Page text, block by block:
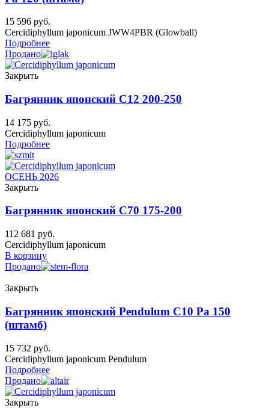
15 596 руб.
Cercidiphyllum japonicum JWW4PBR (Glowball)
Подробнее
Продано
Закрыть
Багрянник японский C12 200-250
14 175 руб.
Cercidiphyllum japonicum
Подробнее
ОСЕНЬ 2026
Закрыть
Багрянник японский C70 175-200
112 681 руб.
Cercidiphyllum japonicum
В корзину
Продано
Закрыть
Багрянник японский Pendulum C10 Ра 150
(штамб)
15 732 руб.
Cercidiphyllum japonicum Pendulum
Подробнее
Продано
Закрыть